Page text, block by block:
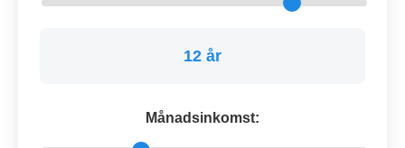
12 år
Månadsinkomst: